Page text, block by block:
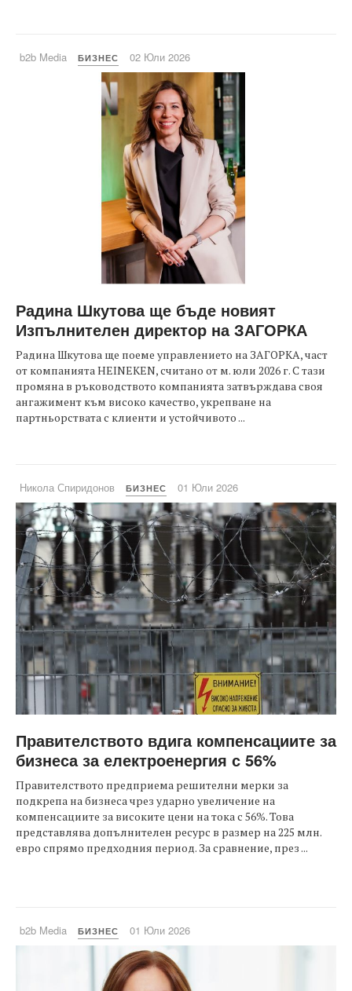
b2b Media БИЗНЕС 02 Юли 2026
Радина Шкутова ще бъде новият
Изпълнителен директор на ЗАГОРКА
Радина Шкутова ще поемe управлението на ЗАГОРКА, част
от компанията HEINEKEN, считано от м. юли 2026 г. С тази
промяна в ръководството компанията затвърждава своя
ангажимент към високо качество, укрепване на
партньорствата с клиенти и устойчивото ...
Никола Спиридонов БИЗНЕС 01 Юли 2026
Правителството вдига компенсациите за
бизнеса за електроенергия с 56%
Правителството предприема решителни мерки за
подкрепа на бизнеса чрез ударно увеличение на
компенсациите за високите цени на тока с 56%. Това
представлява допълнителен ресурс в размер на 225 млн.
евро спрямо предходния период. За сравнение, през ...
b2b Media БИЗНЕС 01 Юли 2026